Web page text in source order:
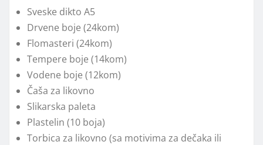
Sveske dikto A5
Drvene boje (24kom)
Flomasteri (24kom)
Tempere boje (14kom)
Vodene boje (12kom)
Čaša za likovno
Slikarska paleta
Plastelin (10 boja)
Torbica za likovno (sa motivima za dečaka ili